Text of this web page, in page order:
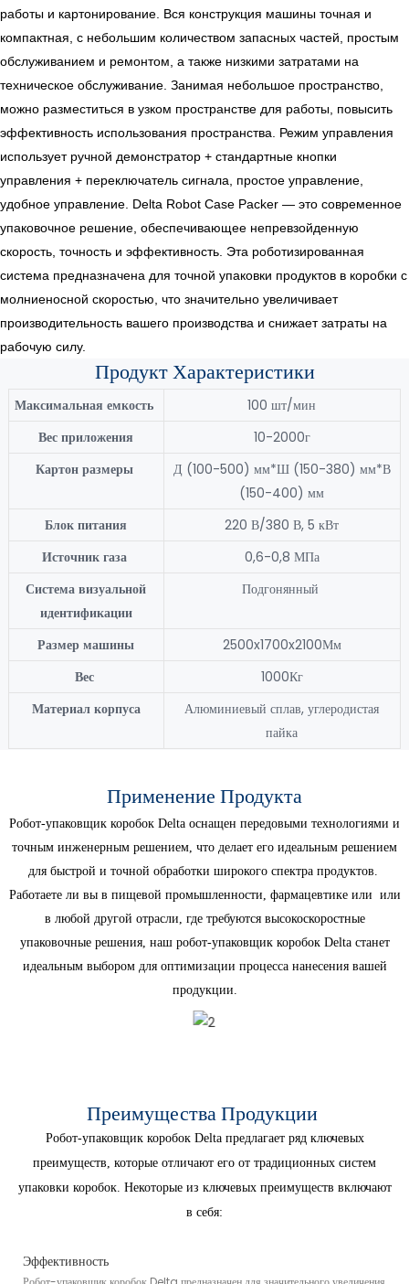
работы и картонирование. Вся конструкция машины точная и
компактная, с небольшим количеством запасных частей, простым
обслуживанием и ремонтом, а также низкими затратами на
техническое обслуживание. Занимая небольшое пространство,
можно разместиться в узком пространстве для работы, повысить
эффективность использования пространства. Режим управления
использует ручной демонстратор + стандартные кнопки
управления + переключатель сигнала, простое управление,
удобное управление. Delta Robot Case Packer — это современное
упаковочное решение, обеспечивающее непревзойденную
скорость, точность и эффективность. Эта роботизированная
система предназначена для точной упаковки продуктов в коробки с
молниеносной скоростью, что значительно увеличивает
производительность вашего производства и снижает затраты на
рабочую силу.
ПродуктХарактеристики
Максимальная емкость
100 шт/мин
Вес приложения
10-2000г
Картон размеры
Д (100-500) мм*Ш (150-380) мм*В
(150-400) мм
Блок питания
220 В/380 В, 5 кВт
Источник газа
0,6-0,8 МПа
Система визуальной
идентификации
Подгонянный
Размер машины
2500x1700x2100Мм
Вес
1000Кг
Материал корпуса
Алюминиевый сплав, углеродистая
пайка
Применение Продукта
Робот-упаковщик коробок Delta оснащен передовыми технологиями и
точным инженерным решением, что делает его идеальным решением
для быстрой и точной обработки широкого спектра продуктов.
Работаете ли вы в пищевой промышленности, фармацевтике или или
в любой другой отрасли, где требуются высокоскоростные
упаковочные решения, наш робот-упаковщик коробок Delta станет
идеальным выбором для оптимизации процесса нанесения вашей
продукции.
Преимущества Продукции
Робот-упаковщик коробок Delta предлагает ряд ключевых
преимуществ, которые отличают его от традиционных систем
упаковки коробок. Некоторые из ключевых преимуществ включают
в себя:
Эффективность